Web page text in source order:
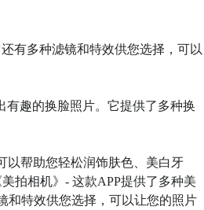
有多种滤镜和特效供您选择，可以
有趣的换脸照片。它提供了多种换
以帮助您轻松润饰肤色、美白牙
拍相机》- 这款APP提供了多种美
和特效供您选择，可以让您的照片